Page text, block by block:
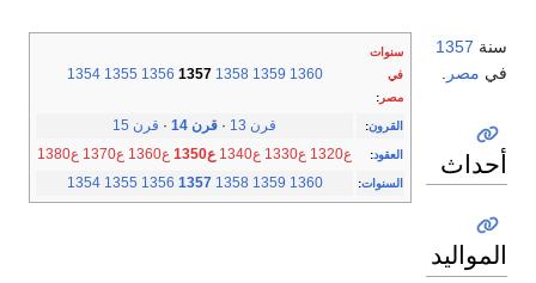
سنوات
في
مصر :
1354 1355 1356 1357 1358 1359 1360
القرون: قرن 13 · قرن 14 · قرن 15
العقود: ع1320 ع1330 ع1340 ع1350 ع1360 ع1370 ع1380
السنوات:
1354 1355 1356 1357 1358 1359 1360
سنة 1357
في مصر
أحداث
المواليد